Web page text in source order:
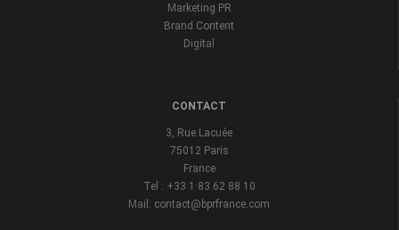
Marketing PR
Brand Content
Digital
CONTACT
3, Rue Lacuée
75012 Paris
France
Tel : +33 1 83 62 88 10
Mail: contact@bprfrance.com